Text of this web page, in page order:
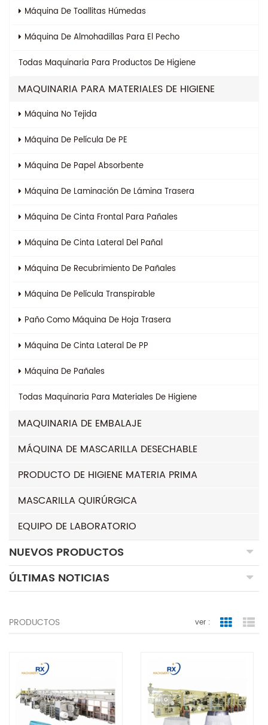
Máquina De Toallitas Húmedas
Máquina De Almohadillas Para El Pecho
Todas Maquinaria Para Productos De Higiene
MAQUINARIA PARA MATERIALES DE HIGIENE
Máquina No Tejida
Máquina De Película De PE
Máquina De Papel Absorbente
Máquina De Laminación De Lámina Trasera
Máquina De Cinta Frontal Para Pañales
Máquina De Cinta Lateral Del Pañal
Máquina De Recubrimiento De Pañales
Máquina De Película Transpirable
Paño Como Máquina De Hoja Trasera
Máquina De Cinta Lateral De PP
Máquina De Pañales
Todas Maquinaria Para Materiales De Higiene
MAQUINARIA DE EMBALAJE
MÁQUINA DE MASCARILLA DESECHABLE
PRODUCTO DE HIGIENE MATERIA PRIMA
MASCARILLA QUIRÚRGICA
EQUIPO DE LABORATORIO
NUEVOS PRODUCTOS
ÚLTIMAS NOTICIAS
PRODUCTOS ver : Grid View